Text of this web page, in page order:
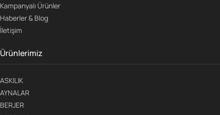
Kampanyalı Ürünler
Haberler & Blog
İletişim
Ürünlerimiz
ASKILIK
AYNALAR
BERJER